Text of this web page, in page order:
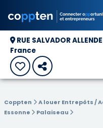
RUE SALVADOR
France
Coppten A louer Entrepôts /
Essonne
Palaiseau